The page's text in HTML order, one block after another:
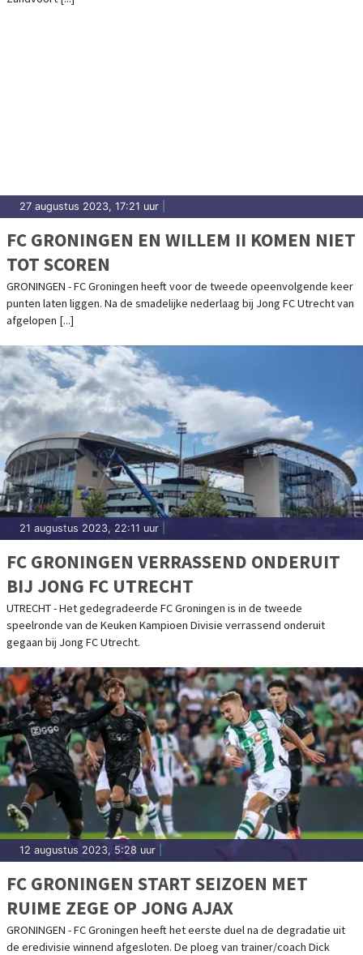
27 augustus 2023, 17:21 uur
FC GRONINGEN EN WILLEM II KOMEN NIET
TOT SCOREN
GRONINGEN - FC Groningen heeft voor de tweede opeenvolgende keer
punten laten liggen. Na de smadelijke nederlaag bij Jong FC Utrecht van
afgelopen [...]
21 augustus 2023, 22:11 uur
FC GRONINGEN VERRASSEND ONDERUIT
BIJ JONG FC UTRECHT
UTRECHT - Het gedegradeerde FC Groningen is in de tweede
speelronde van de Keuken Kampioen Divisie verrassend onderuit
gegaan bij Jong FC Utrecht.
12 augustus 2023, 5:28 uur
FC GRONINGEN START SEIZOEN MET
RUIME ZEGE OP JONG AJAX
GRONINGEN - FC Groningen heeft het eerste duel na de degradatie uit
de eredivisie winnend afgesloten. De ploeg van trainer/coach Dick